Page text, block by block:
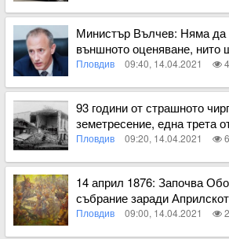
Вижте пълното съдържание
Министър Вълчев: Няма да
външното оценяване, нито
съкращават теми
Пловдив 09:40, 14.04.2021
Вижте пълното съдържание
93 години от страшното
земетресение, една трета
разрушен
Пловдив 09:20, 14.04.2021
Вижте пълното съдържание
14 април 1876: Започва
събрание заради
Пловдив 09:00, 14.04.2021